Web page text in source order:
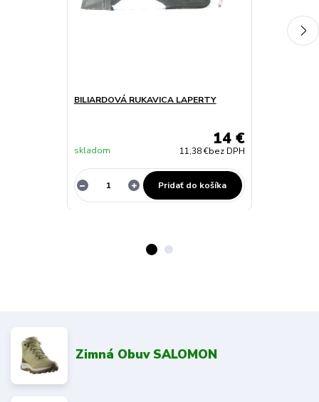
BILIARDOVÁ RUKAVICA LAPERTY
14 €
11,38 €bez DPH
skladom
Pridať do košíka
Zimná Obuv SALOMON